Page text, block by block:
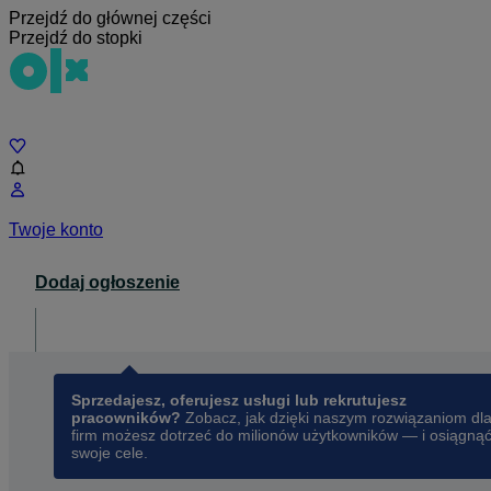
Przejdź do głównej części
Przejdź do stopki
Twoje konto
Dodaj ogłoszenie
Sprzedajesz, oferujesz usługi lub rekrutujesz
pracowników? Zobacz, jak dzięki naszym rozwiązaniom dla
firm możesz dotrzeć do milionów użytkowników — i osiągnąć
swoje cele.